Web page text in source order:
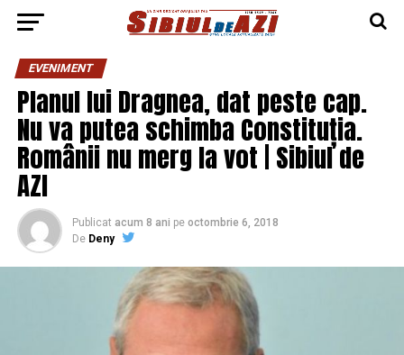
EVENIMENT
Planul lui Dragnea, dat peste cap.
Nu va putea schimba Constituția.
Românii nu merg la vot | Sibiul de
AZI
Publicat acum 8 ani pe octombrie 6, 2018
De Deny